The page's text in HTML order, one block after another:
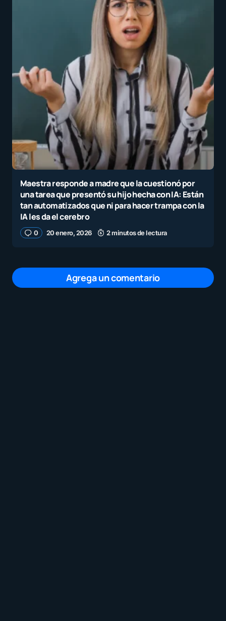
Maestra responde a madre que la cuestionó por
una tarea que presentó su hijo hecha con IA: Están
tan automatizados que ni para hacer trampa con la
IA les da el cerebro
0 20 enero, 2026 2 minutos de lectura
Agrega un comentario